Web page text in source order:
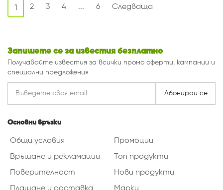
1 2 3 4 ... 6 Следваща
Запишете се за известия безплатно
Получавайте известия за всички промо оферти, кампании и
специални предложения
Абонирай се
Основни връзки
Общи условия
Връщане и рекламации
Поверителност
Плащане и доставка
Промоции
Топ продукти
Нови продукти
Марки